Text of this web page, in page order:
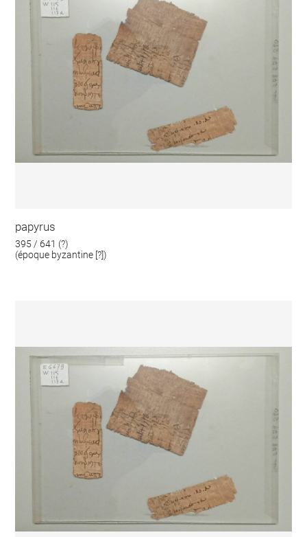
papyrus
395 / 641 (?)
(époque byzantine [?])